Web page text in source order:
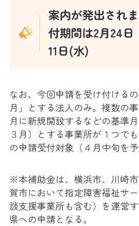
案内が発出され
付期間は2月24日
11日(水)
なお、今回申請を受け付ける
月」とする法人のみ。複数の
月に新規開設するなどの基準
３月）とする事業所が１つで
の申請受付対象（４月中旬を予
※本補助金は、横浜市、川崎
賀市において指定障害福祉サ
談支援事業所も含む）を運営
県への申請となる。